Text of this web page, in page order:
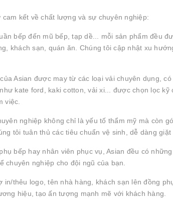
kết về chất lượng và sự chuyên nghiệp:
bếp đến mũ bếp, tạp dề... mỗi sản phẩm đều
khách sạn, quán ăn. Chúng tôi cập nhật xu
Asian được may từ các loại vải chuyên dụng,
kate ford, kaki cotton, vải xi... được chọn lọc kỹ
việc.
nghiệp không chỉ là yếu tố thẩm mỹ mà còn
tôi tuân thủ các tiêu chuẩn vệ sinh, dễ dàng giặt
bếp hay nhân viên phục vụ, Asian đều có
nghiệp cho đội ngũ của bạn.
in/thêu logo, tên nhà hàng, khách sạn lên đồng
hiệu, tạo ấn tượng mạnh mẽ với khách hàng.